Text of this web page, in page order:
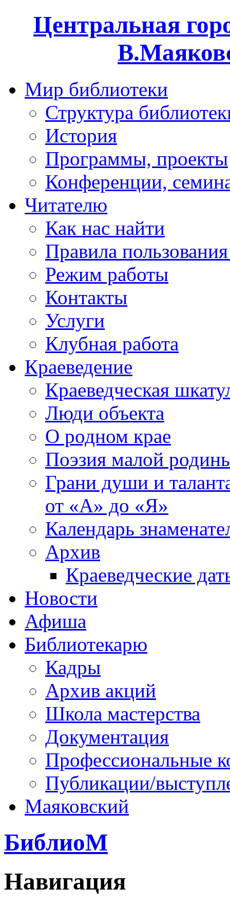
Центральная
Мир библиотеки
Структура
История
Программы, проекты
Конференции,
Читателю
Как нас найти
Правила
Режим работы
Контакты
Услуги
Клубная работа
Краеведение
Краеведческая
Люди объекта
О родном крае
Поэзия малой
Грани души и
от «А» до «Я»
Календарь
Архив
Краеведческие
Новости
Афиша
Библиотекарю
Кадры
Архив акций
Школа мастерства
Документация
Профессиональные
Публикации/
Маяковский
БиблиоМ
Навигация